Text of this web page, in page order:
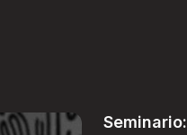
Seminario: